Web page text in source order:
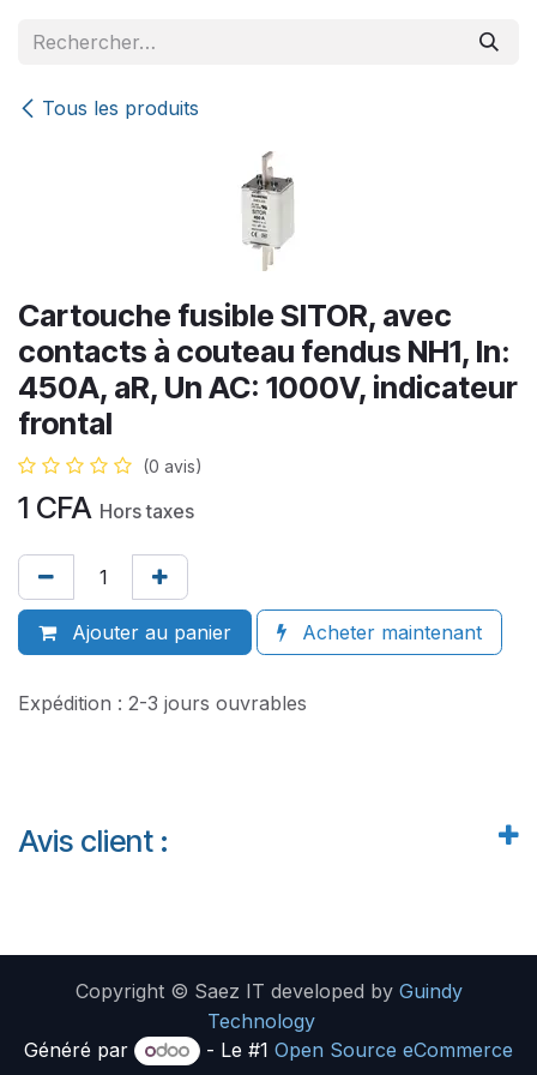
Tous les produits
Cartouche fusible SITOR, avec
contacts à couteau fendus NH1, In:
450A, aR, Un AC: 1000V, indicateur
frontal
(0 avis)
1 CFA Hors taxes
Ajouter au panier Acheter maintenant
Expédition : 2-3 jours ouvrables
Avis client :
Copyright © Saez IT developed by Guindy
Technology
Généré par
- Le #1 Open Source eCommerce